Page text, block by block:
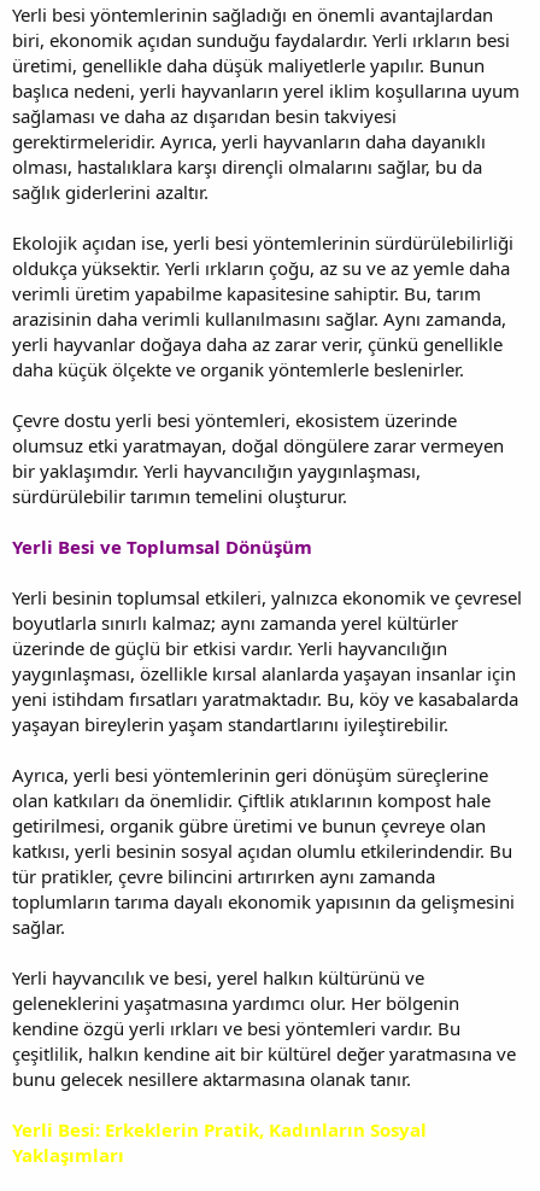
Yerli besi yöntemlerinin sağladığı en önemli avantajlardan
biri, ekonomik açıdan sunduğu faydalardır. Yerli ırkların besi
üretimi, genellikle daha düşük maliyetlerle yapılır. Bunun
başlıca nedeni, yerli hayvanların yerel iklim koşullarına uyum
sağlaması ve daha az dışarıdan besin takviyesi
gerektirmeleridir. Ayrıca, yerli hayvanların daha dayanıklı
olması, hastalıklara karşı dirençli olmalarını sağlar, bu da
sağlık giderlerini azaltır.
Ekolojik açıdan ise, yerli besi yöntemlerinin sürdürülebilirliği
oldukça yüksektir. Yerli ırkların çoğu, az su ve az yemle daha
verimli üretim yapabilme kapasitesine sahiptir. Bu, tarım
arazisinin daha verimli kullanılmasını sağlar. Aynı zamanda,
yerli hayvanlar doğaya daha az zarar verir, çünkü genellikle
daha küçük ölçekte ve organik yöntemlerle beslenirler.
Çevre dostu yerli besi yöntemleri, ekosistem üzerinde
olumsuz etki yaratmayan, doğal döngülere zarar vermeyen
bir yaklaşımdır. Yerli hayvancılığın yaygınlaşması,
sürdürülebilir tarımın temelini oluşturur.
Yerli Besi ve Toplumsal Dönüşüm
Yerli besinin toplumsal etkileri, yalnızca ekonomik ve çevresel
boyutlarla sınırlı kalmaz; aynı zamanda yerel kültürler
üzerinde de güçlü bir etkisi vardır. Yerli hayvancılığın
yaygınlaşması, özellikle kırsal alanlarda yaşayan insanlar için
yeni istihdam fırsatları yaratmaktadır. Bu, köy ve kasabalarda
yaşayan bireylerin yaşam standartlarını iyileştirebilir.
Ayrıca, yerli besi yöntemlerinin geri dönüşüm süreçlerine
olan katkıları da önemlidir. Çiftlik atıklarının kompost hale
getirilmesi, organik gübre üretimi ve bunun çevreye olan
katkısı, yerli besinin sosyal açıdan olumlu etkilerindendir. Bu
tür pratikler, çevre bilincini artırırken aynı zamanda
toplumların tarıma dayalı ekonomik yapısının da gelişmesini
sağlar.
Yerli hayvancılık ve besi, yerel halkın kültürünü ve
geleneklerini yaşatmasına yardımcı olur. Her bölgenin
kendine özgü yerli ırkları ve besi yöntemleri vardır. Bu
çeşitlilik, halkın kendine ait bir kültürel değer yaratmasına ve
bunu gelecek nesillere aktarmasına olanak tanır.
Yerli Besi: Erkeklerin Pratik, Kadınların Sosyal
Yaklaşımları